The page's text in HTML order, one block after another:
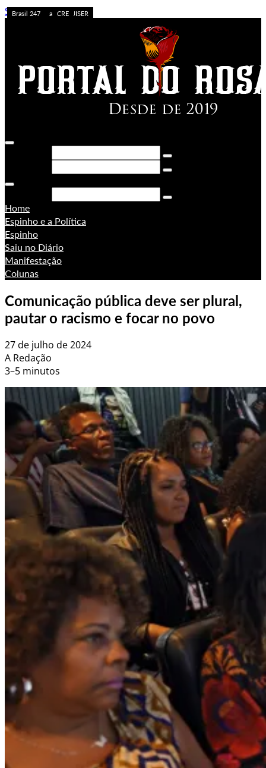
Skip to content
Home
Espinho e a Política
Espinho
Saiu no Diário
Manifestação
Colunas
Comunicação pública deve ser plural,
pautar o racismo e focar no povo
27 de julho de 2024
A Redação
3–5 minutos
Caos no Acre
Acolhimento
APOSTA ALTA
ACREDITE QUEM QUISER
A FORÇA DO ACRE
Sem categoria
Ação da PF
Sem categoria
Brasil 247
Brasil 247
PORONGA
Brasil 247